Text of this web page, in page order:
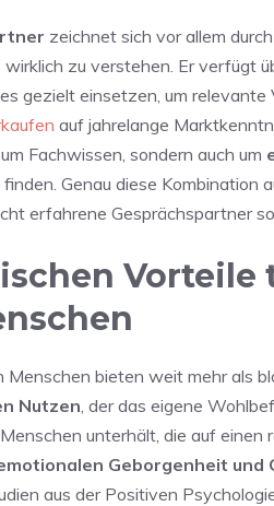
zeichnet sich vor allem
zu verstehen. Er verfügt
gezielt einsetzen, um
auf jahrelange
Fachwissen, sondern auch um
Genau diese Kombination
erfahrene Gesprächspartner
Vorteile
bieten weit mehr als
Nutzen, der das eigene
unterhält, die auf einen
Geborgenheit und
aus der Positiven